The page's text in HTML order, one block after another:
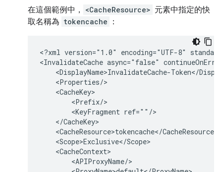
在這個範例中，
<CacheResource> 元素中指定的快
取名稱為 tokencache ：
<?xml version="1.0" encoding="UTF-8"
<InvalidateCache async="false"
<DisplayName>InvalidateCache-Token</
    <Properties/>
    <CacheKey>
        <Prefix/>
        <KeyFragment ref=""/>
    </CacheKey>
    <CacheResource>tokencache</CacheResource>
    <Scope>Exclusive</Scope>
    <CacheContext>
        <APIProxyName/>